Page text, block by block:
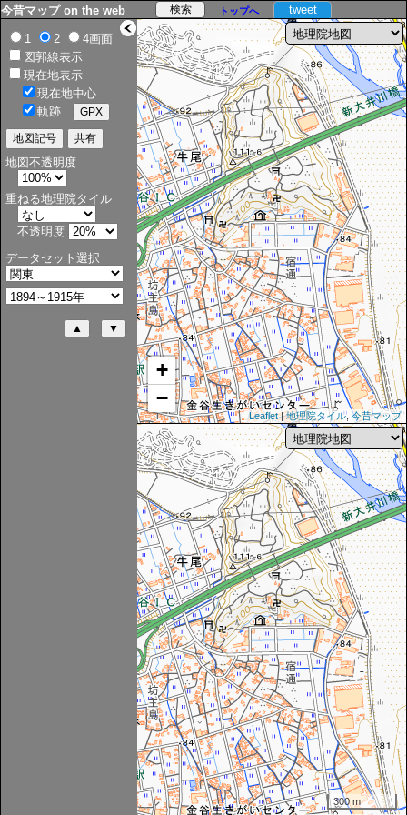
> tweet
今昔マップ on the web トップへ
+
−
Leaflet|地理院タイル, 今昔マップ
300 m
1 2
4画面
図郭線表示
現在地表示
現在地中心
軌跡
地図不透明度
重ねる地理院タイル
不透明度
データセット選択